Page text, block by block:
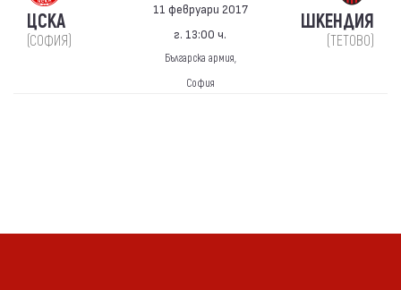
ЦСКА
(СОФИЯ)
11 февруари 2017
г. 13:00 ч.
Българска армия,
София
ШКЕНДИЯ
(ТЕТОВО)